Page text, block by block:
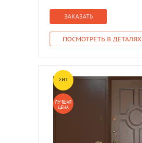
ЗАКАЗАТЬ
ПОСМОТРЕТЬ В ДЕТАЛЯХ
ЛУЧШАЯ
ЦЕНА
ХИТ